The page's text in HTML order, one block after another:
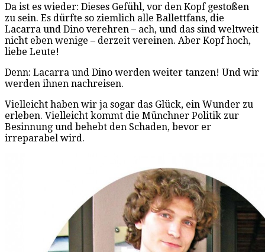
Da ist es wieder: Dieses Gefühl, vor den Kopf gestoßen
zu sein. Es dürfte so ziemlich alle Ballettfans, die
Lacarra und Dino verehren – ach, und das sind weltweit
nicht eben wenige – derzeit vereinen. Aber Kopf hoch,
liebe Leute!
Denn: Lacarra und Dino werden weiter tanzen! Und wir
werden ihnen nachreisen.
Vielleicht haben wir ja sogar das Glück, ein Wunder zu
erleben. Vielleicht kommt die Münchner Politik zur
Besinnung und behebt den Schaden, bevor er
irreparabel wird.